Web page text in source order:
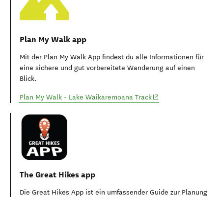
Plan My Walk app
Mit der Plan My Walk App findest du alle Informationen für
eine sichere und gut vorbereitete Wanderung auf einen
Blick.
Plan My Walk - Lake Waikaremoana Track(opens in new
The Great Hikes app
Die Great Hikes App ist ein umfassender Guide zur Planung